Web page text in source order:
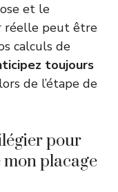
et le
réelle peut être
calculs de
toujours
lors de l’étape de
pour
placage